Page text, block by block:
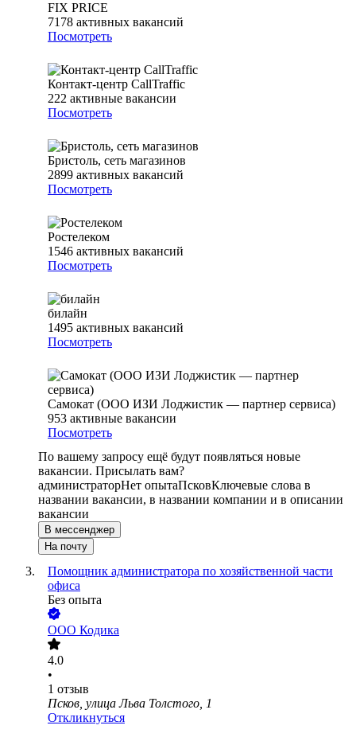
FIX PRICE
7178 активных вакансий
Посмотреть
Контакт-центр CallTraffic
222 активные вакансии
Посмотреть
Бристоль, сеть магазинов
2899 активных вакансий
Посмотреть
Ростелеком
1546 активных вакансий
Посмотреть
билайн
1495 активных вакансий
Посмотреть
Самокат (ООО ИЗИ Лоджистик — партнер сервиса)
953 активные вакансии
Посмотреть
По вашему запросу ещё будут появляться новые
вакансии. Присылать вам?
администраторНет опытаПсковКлючевые слова в
названии вакансии, в названии компании и в описании
вакансии
В мессенджер
На почту
Помощник администратора по хозяйственной части
офиса
Без опыта
ООО Кодика
4.0
•
1 отзыв
Псков, улица Льва Толстого, 1
Откликнуться